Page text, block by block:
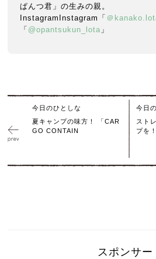
ぱんつ君」の生みの親。
InstagramInstagram「 ＠
「 @opantsukun_lota 」
今日のひとしな
夏キャンプの味方！ 「CAR
GO CONTAIN
今日
スト
プを
スポンサー